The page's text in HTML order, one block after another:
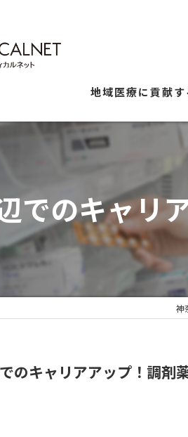
地域医療に貢献
でのキャリ
神
のキャリアアップ！調剤